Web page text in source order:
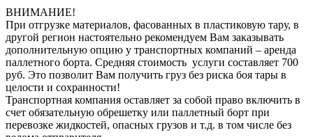
ВНИМАНИЕ!
При отгрузке материалов, фасованных в пластиковую тару, в
другой регион настоятельно рекомендуем Вам заказывать
дополнительную опцию у транспортных компаний – аренда
паллетного борта. Средняя стоимость услуги составляет 700
руб. Это позволит Вам получить груз без риска боя тары в
целости и сохранности!
Транспортная компания оставляет за собой право включить в
счет обязательную обрешетку или паллетный борт при
перевозке жидкостей, опасных грузов и т.д. в том числе без